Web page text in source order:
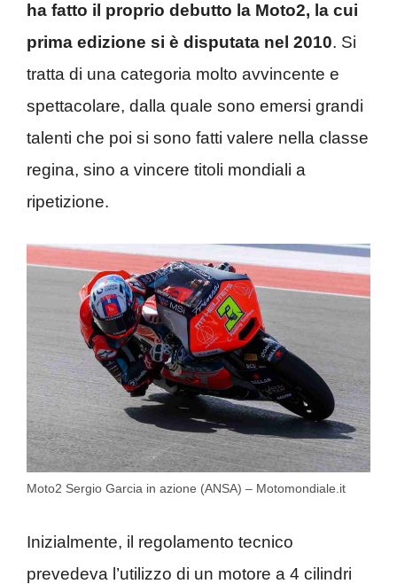
ha fatto il proprio debutto la Moto2, la cui
prima edizione si è disputata nel 2010. Si
tratta di una categoria molto avvincente e
spettacolare, dalla quale sono emersi grandi
talenti che poi si sono fatti valere nella classe
regina, sino a vincere titoli mondiali a
ripetizione.
Moto2 Sergio Garcia in azione (ANSA) – Motomondiale.it
Inizialmente, il regolamento tecnico
prevedeva l’utilizzo di un motore a 4 cilindri